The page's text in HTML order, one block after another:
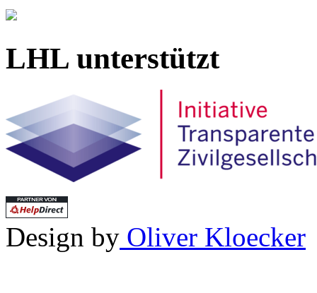
LHL unterstützt
Design by Oliver Kloecker